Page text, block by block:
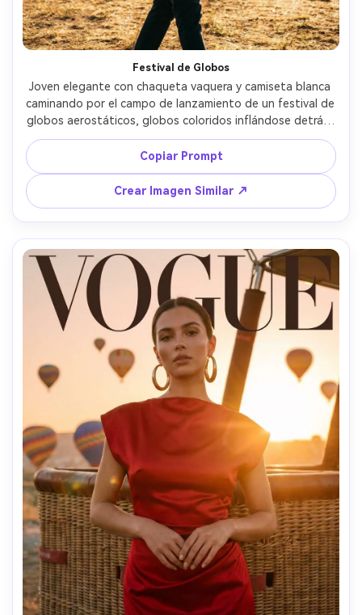
Festival de Globos
Joven elegante con chaqueta vaquera y camiseta blanca
caminando por el campo de lanzamiento de un festival de
globos aerostáticos, globos coloridos inflándose detrás,
miembros del equipo al fondo, polvo en el aire atrapando
la luz, captada con Sony A7IV, lente de 35mm,
composición callejera, alto contraste cinematográfico,
enfoque nítido en el sujeto, fotorrealista --ar 4:5
Copiar Prompt
Crear Imagen Similar ↗